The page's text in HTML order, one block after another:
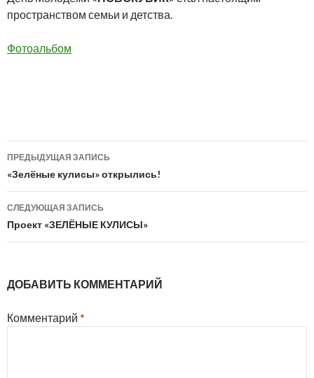
пространством семьи и детства.
Фотоальбом
Навигация
по
записям
ПРЕДЫДУЩАЯ ЗАПИСЬ
«Зелёные кулисы» открылись!
СЛЕДУЮЩАЯ ЗАПИСЬ
Проект «ЗЕЛЁНЫЕ КУЛИСЫ»
ДОБАВИТЬ КОММЕНТАРИЙ
Комментарий *